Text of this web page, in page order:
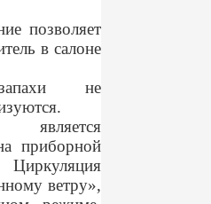
позволяет
в салоне
не
является
приборной
ветру»,